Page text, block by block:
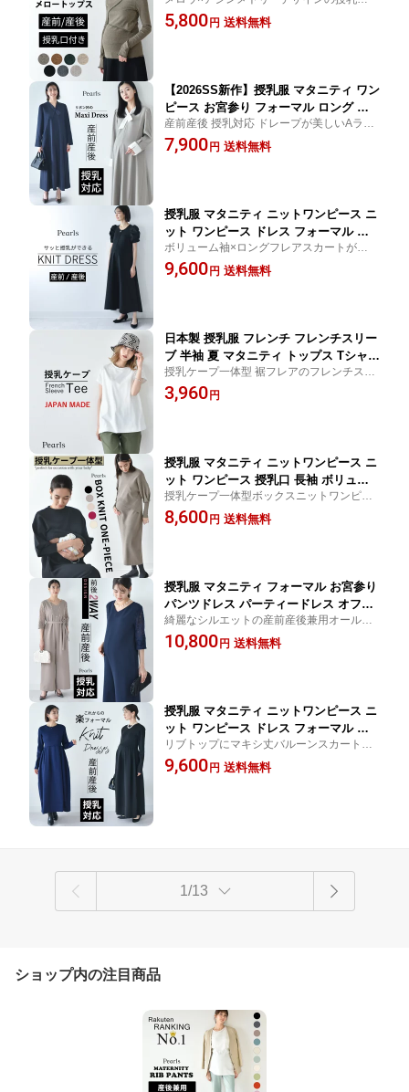
秋 冬 暖かい 妊婦服 授乳トップス パー
リブトップス
5,800円 送料無料
【2026SS新作】授乳服 マタニティ ワン
ピース お宮参り フォーマル ロング マ
キシ丈 長袖 胸リボン 入学式 入園式 卒
園式 結婚式 七五三 セレモニー 記念撮
産前産後 授乳対応 ドレープが美しいAライ
ンの胸リボンワンピース 授乳服 マタニティ
妊婦服 春 夏 秋 フォーマル 入園式 卒園式
7,900円 送料無料
授乳服 マタニティ ニットワンピース ニ
ット ワンピース ドレス フォーマル 授
乳口 前開き 半袖 ボリューム袖 ロング
丈 フレア お宮参り 入園式 卒園式 入学
ボリューム袖×ロングフレアスカートが可憐
なオケージョン楽ちんニットドレス 授乳服
妊婦服 マタニティ ワンピース フォーマル
9,600円 送料無料
日本製 授乳服 フレンチ フレンチスリー
ブ 半袖 夏 マタニティ トップス Tシャツ
裾フレア チュニック 丸首 クルーネック
授乳口付き インナー カットソー 春夏
授乳ケープ一体型 裾フレアのフレンチスリ
ーブTシャツ
3,960円
授乳服 マタニティ ニットワンピース ニ
ット ワンピース 授乳口 長袖 ボリュー
ム袖 授乳ケープ ロング ロング丈 お宮
参り 入園式 卒園式 入学式 セレモニー
授乳ケープ一体型ボックスニットワンピー
ス 冬 秋冬 春 授乳服 マタニティ 妊婦服 お
宮参り フォーマル 入学式 入園式 卒園式 セ
8,600円 送料無料
授乳服 マタニティ フォーマル お宮参り
パンツドレス パーティードレス オフィ
ス 授乳口付き 2WAY 前開き レース 入
学式 入園式 卒園式 結婚式 七五三 二次
綺麗なシルエットの産前産後兼用オールイ
ンワンパンツドレス
10,800円 送料無料
授乳服 マタニティ ニットワンピース ニ
ット ワンピース ドレス フォーマル 授
乳口 長袖 授乳ケープ ロング ロング丈
お宮参り 入園式 卒園式 入学式 セレモ
リブトップにマキシ丈バルーンスカートを
切り替えた授乳口付きニットドレス 授乳服
妊婦服 マタニティ ロング ワンピース フォ
9,600円 送料無料
1/13
ショップ内の注目商品